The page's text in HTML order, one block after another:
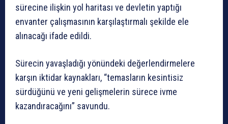
sürecine ilişkin yol haritası ve devletin yaptığı
envanter çalışmasının karşılaştırmalı şekilde ele
alınacağı ifade edildi.
Sürecin yavaşladığı yönündeki değerlendirmelere
karşın iktidar kaynakları, “temasların kesintisiz
sürdüğünü ve yeni gelişmelerin sürece ivme
kazandıracağını” savundu.